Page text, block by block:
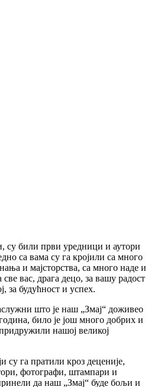
били први уредници и аутори
са вама су га кројили са много
и мајсторства, са много наде и
вас, драга децо, за вашу радост
за будућност и успех.
што је наш „Змај“ доживео
било је још много добрих и
нашој великој
су га пратили кроз деценије,
фотографи, штампари и
да наш „Змај“ буде бољи и